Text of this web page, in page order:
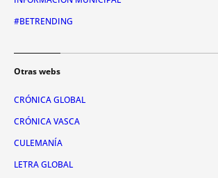
#BETRENDING
Otras webs
CRÓNICA GLOBAL
CRÓNICA VASCA
CULEMANÍA
LETRA GLOBAL